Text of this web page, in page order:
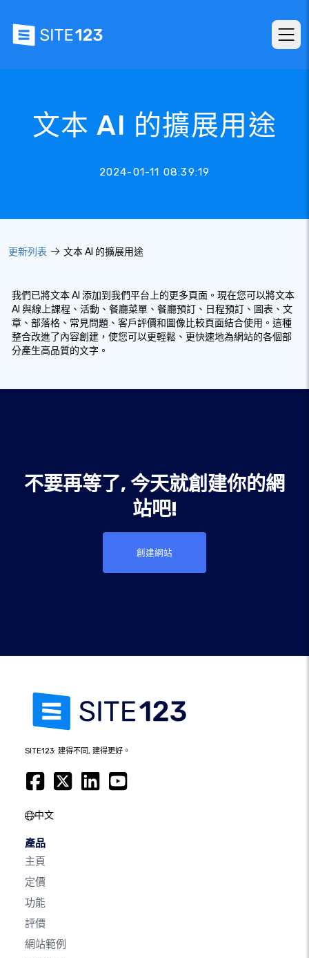
文本 AI 的擴展用途
2024-01-11 08:39:19
更新列表 文本 AI 的擴展用途
我們已將文本 AI 添加到我們平台上的更多頁面。現在您可以將文本
AI 與線上課程、活動、餐廳菜單、餐廳預訂、日程預訂、圖表、文
章、部落格、常見問題、客戶評價和圖像比較頁面結合使用。這種
整合改進了內容創建，使您可以更輕鬆、更快速地為網站的各個部
分產生高品質的文字。
不要再等了, 今天就創建你的網
站吧!
創建網站
SITE123: 建得不同, 建得更好。
中文
產品
主頁
定價
功能
評價
網站範例